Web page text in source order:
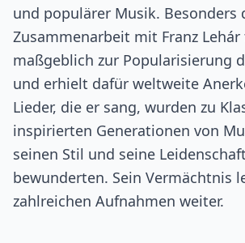
und populärer Musik. Besonders
Zusammenarbeit mit Franz
maßgeblich zur Popularisierung
und erhielt dafür weltweite
Lieder, die er sang, wurden zu
inspirierten Generationen von
seinen Stil und seine
bewunderten. Sein Vermächtnis
zahlreichen Aufnahmen weiter.